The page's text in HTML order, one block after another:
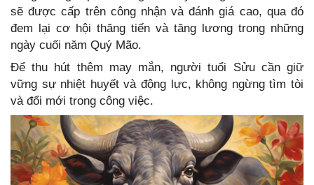
sẽ được cấp trên công nhận và đánh giá cao, qua đó
đem lại cơ hội thăng tiến và tăng lương trong những
ngày cuối năm Quý Mão.
Để thu hút thêm may mắn, người tuổi Sửu cần giữ
vững sự nhiệt huyết và động lực, không ngừng tìm tòi
và đổi mới trong công việc.